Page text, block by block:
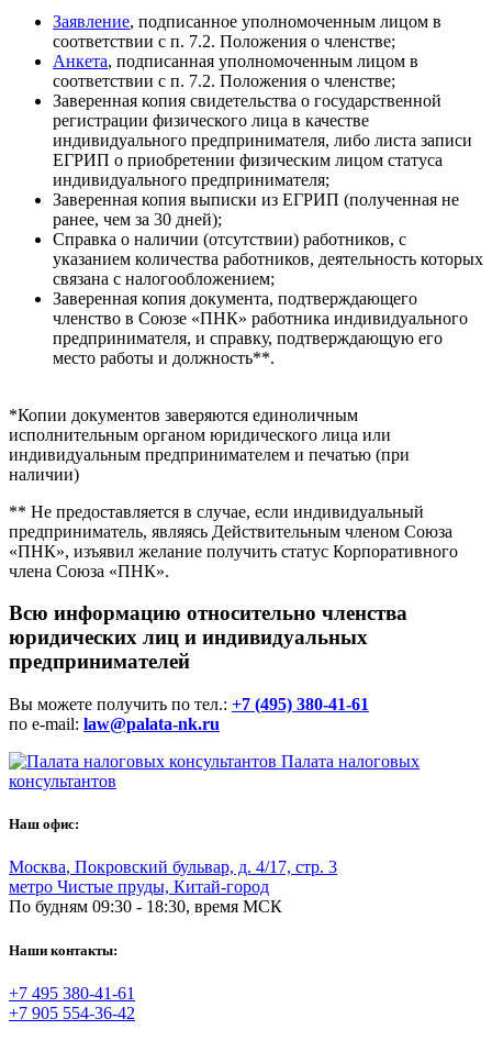
Заявление, подписанное уполномоченным лицом в
соответствии с п. 7.2. Положения о членстве;
Анкета, подписанная уполномоченным лицом в
соответствии с п. 7.2. Положения о членстве;
Заверенная копия свидетельства о государственной
регистрации физического лица в качестве
индивидуального предпринимателя, либо листа записи
ЕГРИП о приобретении физическим лицом статуса
индивидуального предпринимателя;
Заверенная копия выписки из ЕГРИП (полученная не
ранее, чем за 30 дней);
Справка о наличии (отсутствии) работников, с
указанием количества работников, деятельность которых
связана с налогообложением;
Заверенная копия документа, подтверждающего
членство в Союзе «ПНК» работника индивидуального
предпринимателя, и справку, подтверждающую его
место работы и должность**.
*Копии документов заверяются единоличным
исполнительным органом юридического лица или
индивидуальным предпринимателем и печатью (при
наличии)
** Не предоставляется в случае, если индивидуальный
предприниматель, являясь Действительным членом Союза
«ПНК», изъявил желание получить статус Корпоративного
члена Союза «ПНК».
Всю информацию относительно членства
юридических лиц и индивидуальных
предпринимателей
Вы можете получить по тел.: +7 (495) 380-41-61
по e-mail: law@palata-nk.ru
Палата налоговых
консультантов
Наш офис:
Москва, Покровский бульвар, д. 4/17, стр. 3
метро Чистые пруды, Китай-город
По будням 09:30 - 18:30, время МСК
Наши контакты:
+7 495 380-41-61
+7 905 554-36-42